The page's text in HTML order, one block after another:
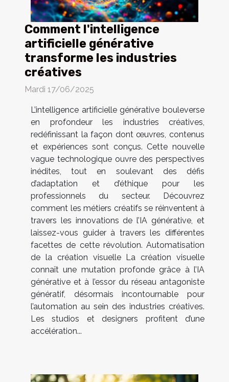
Comment l'intelligence
artificielle générative
transforme les industries
créatives
Mardi 17/06/2025
L’intelligence artificielle générative bouleverse
en profondeur les industries créatives,
redéfinissant la façon dont œuvres, contenus
et expériences sont conçus. Cette nouvelle
vague technologique ouvre des perspectives
inédites, tout en soulevant des défis
d’adaptation et d’éthique pour les
professionnels du secteur. Découvrez
comment les métiers créatifs se réinventent à
travers les innovations de l’IA générative, et
laissez-vous guider à travers les différentes
facettes de cette révolution. Automatisation
de la création visuelle La création visuelle
connaît une mutation profonde grâce à l’IA
générative et à l’essor du réseau antagoniste
génératif, désormais incontournable pour
l’automation au sein des industries créatives.
Les studios et designers profitent d’une
accélération...